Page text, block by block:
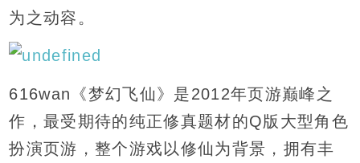
为之动容。
616wan《梦幻飞仙》是2012年页游巅峰之
作，最受期待的纯正修真题材的Q版大型角色
扮演页游，整个游戏以修仙为背景，拥有丰
关
于
们